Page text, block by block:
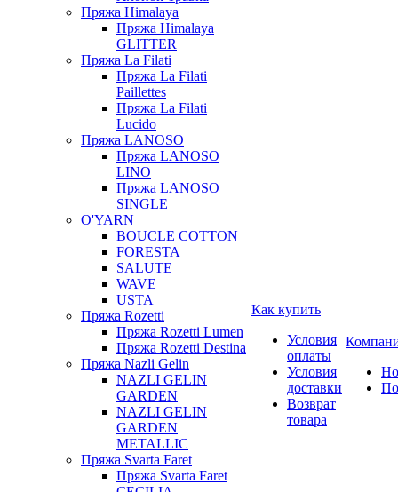
Пряжа Himalaya
Пряжа Himalaya
GLITTER
Пряжа La Filati
Пряжа La Filati
Paillettes
Пряжа La Filati
Lucido
Пряжа LANOSO
Пряжа LANOSO
LINO
Пряжа LANOSO
SINGLE
O'YARN
BOUCLE COTTON
FORESTA
SALUTE
WAVE
USTA
Пряжа Rozetti
Пряжа Rozetti Lumen
Пряжа Rozetti Destina
Пряжа Nazli Gelin
NAZLI GELIN
GARDEN
NAZLI GELIN
GARDEN
METALLIC
Пряжа Svarta Faret
Пряжа Svarta Faret
Как купить
Условия
оплаты
Условия
доставки
Возврат
товара